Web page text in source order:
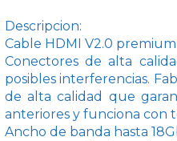
Descripcion:
Cable HDMI V2.0
Conectores de alta
posibles interferencias.
de alta calidad que
anteriores y funciona con
Ancho de banda hasta